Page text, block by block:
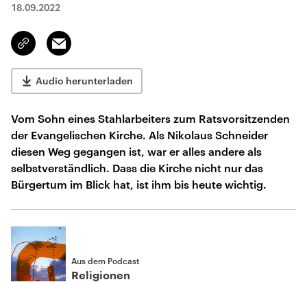
18.09.2022
Link
kopieren/teilen
Email
Audio herunterladen
Vom Sohn eines Stahlarbeiters zum Ratsvorsitzenden
der Evangelischen Kirche. Als Nikolaus Schneider
diesen Weg gegangen ist, war er alles andere als
selbstverständlich. Dass die Kirche nicht nur das
Bürgertum im Blick hat, ist ihm bis heute wichtig.
Aus dem Podcast
Religionen